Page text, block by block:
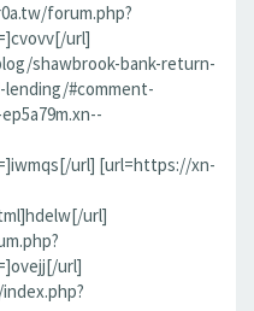
forum.php?
url]
shawbrook-bank-return-
#comment-
url] [url=https://xn-
url]
url]